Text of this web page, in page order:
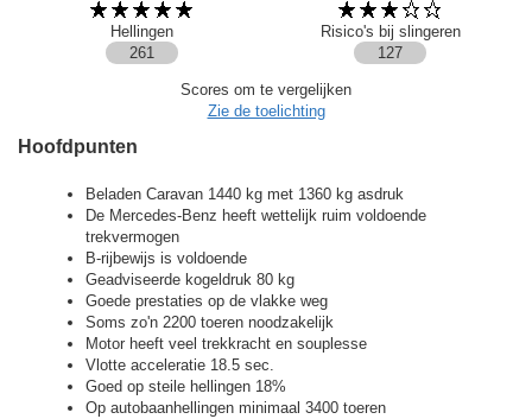
Hellingen
Risico's bij slingeren
261
127
Scores om te vergelijken
Zie de toelichting
Hoofdpunten
Beladen Caravan 1440 kg met 1360 kg asdruk
De Mercedes-Benz heeft wettelijk ruim voldoende
trekvermogen
B-rijbewijs is voldoende
Geadviseerde kogeldruk 80 kg
Goede prestaties op de vlakke weg
Soms zo'n 2200 toeren noodzakelijk
Motor heeft veel trekkracht en souplesse
Vlotte acceleratie 18.5 sec.
Goed op steile hellingen 18%
Op autobaanhellingen minimaal 3400 toeren